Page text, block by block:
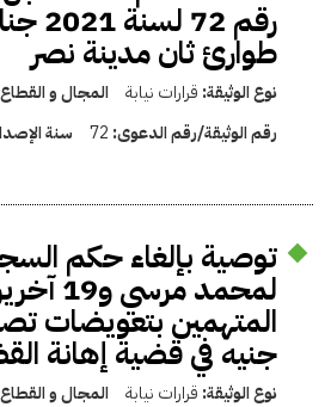
رقم
طوارئ ثان مدينة نصر
نوع الوثيقة: قرارات نيابة المجال و
رقم الوثيقة/رقم الدعوى: 72 سنة
جنيه في قضية إهانة
نوع الوثيقة: قرارات نيابة المجال و